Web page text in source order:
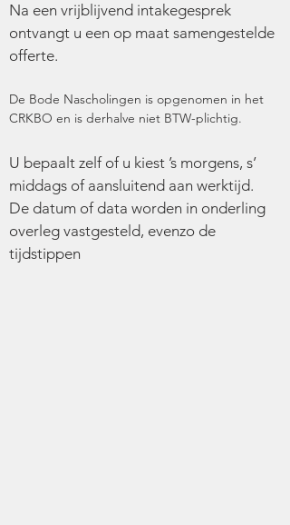
Na een vrijblijvend intakegesprek
ontvangt u een op maat samengestelde
offerte.
De Bode Nascholingen is opgenomen in het
CRKBO en is derhalve niet BTW-plichtig.
U bepaalt zelf of u kiest ’s morgens, s’
middags of aansluitend aan werktijd.
De datum of data worden in onderling
overleg vastgesteld, evenzo de
tijdstippen